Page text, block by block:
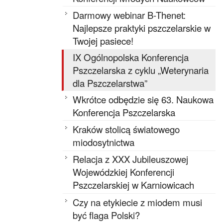
Darmowy webinar B-Thenet:
Najlepsze praktyki pszczelarskie w
Twojej pasiece!
IX Ogólnopolska Konferencja
Pszczelarska z cyklu „Weterynaria
dla Pszczelarstwa”
Wkrótce odbędzie się 63. Naukowa
Konferencja Pszczelarska
Kraków stolicą światowego
miodosytnictwa
Relacja z XXX Jubileuszowej
Wojewódzkiej Konferencji
Pszczelarskiej w Karniowicach
Czy na etykiecie z miodem musi
być flaga Polski?